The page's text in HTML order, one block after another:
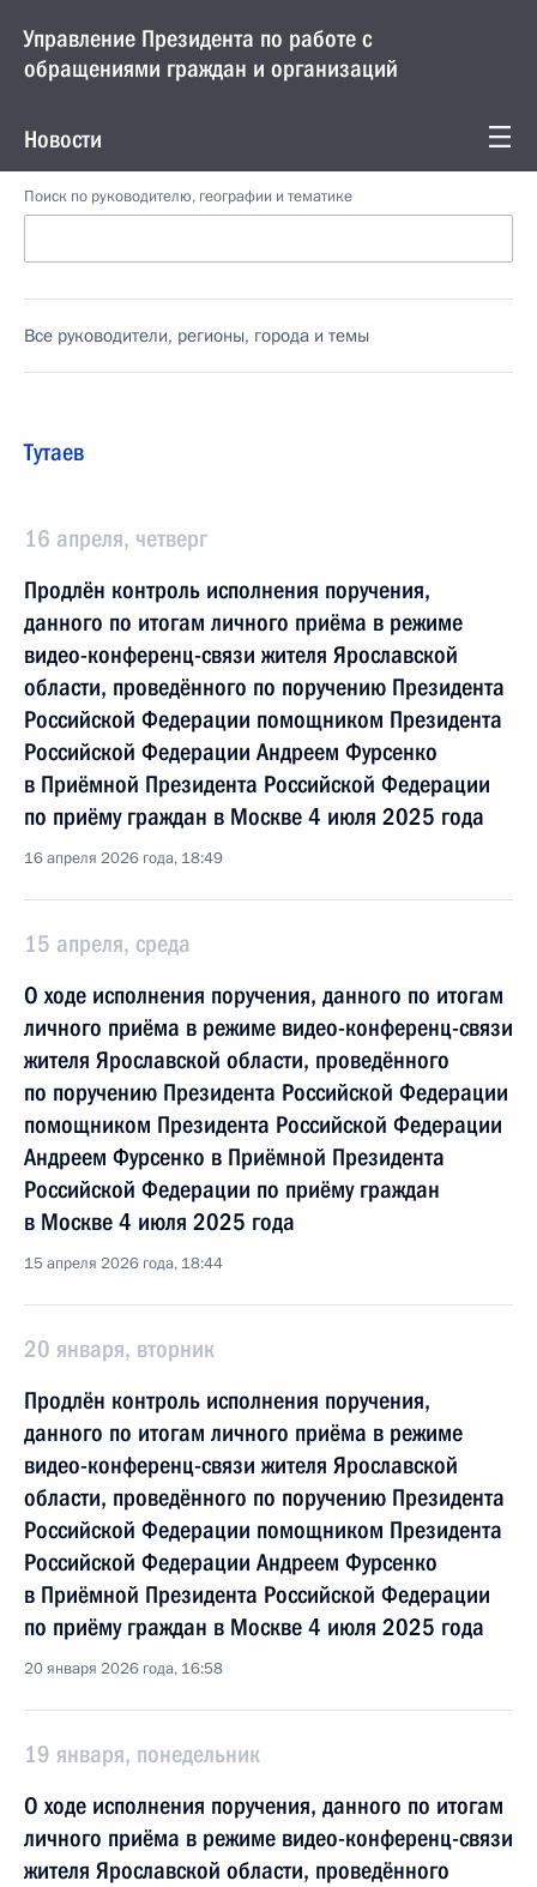
Управление Президента по работе с
обращениями граждан и организаций
Новости
Поиск по руководителю, географии и тематике
Все руководители, регионы, города и темы
Тутаев
16 апреля, четверг
Продлён контроль исполнения поручения,
данного по итогам личного приёма в режиме
видео-конференц-связи жителя Ярославской
области, проведённого по поручению Президента
Российской Федерации помощником Президента
Российской Федерации Андреем Фурсенко
в Приёмной Президента Российской Федерации
по приёму граждан в Москве 4 июля 2025 года
16 апреля 2026 года, 18:49
15 апреля, среда
О ходе исполнения поручения, данного по итогам
личного приёма в режиме видео-конференц-связи
жителя Ярославской области, проведённого
по поручению Президента Российской Федерации
помощником Президента Российской Федерации
Андреем Фурсенко в Приёмной Президента
Российской Федерации по приёму граждан
в Москве 4 июля 2025 года
15 апреля 2026 года, 18:44
20 января, вторник
Продлён контроль исполнения поручения,
данного по итогам личного приёма в режиме
видео-конференц-связи жителя Ярославской
области, проведённого по поручению Президента
Российской Федерации помощником Президента
Российской Федерации Андреем Фурсенко
в Приёмной Президента Российской Федерации
по приёму граждан в Москве 4 июля 2025 года
20 января 2026 года, 16:58
19 января, понедельник
О ходе исполнения поручения, данного по итогам
личного приёма в режиме видео-конференц-связи
жителя Ярославской области, проведённого